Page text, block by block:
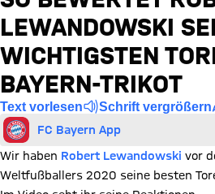
LEWANDOWSKI
WICHTIGSTEN
BAYERN-TRIKOT
Text vorlesen Schrift vergrößern
FC Bayern App
Wir haben Robert Lewandowski vor
Weltfußballers 2020 seine besten